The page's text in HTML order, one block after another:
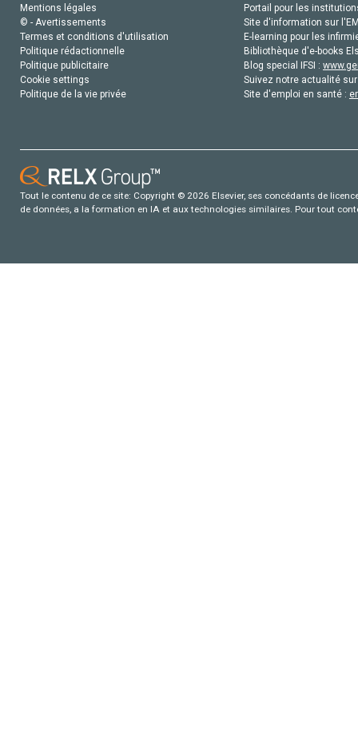
Mentions légales
© - Avertissements
Termes et conditions d'utilisation
Politique rédactionnelle
Politique publicitaire
Cookie settings
Politique de la vie privée
Portail pour les
Site d'information sur
E-learning pour les
Bibliothèque d'e-books
Blog special IFSI :
Suivez notre actualité
Site d'emploi en santé :
Tout le contenu de ce site: Copyright © 2026 Elsevier, ses concédants de
de données, a la formation en IA et aux technologies similaires. Pour tout